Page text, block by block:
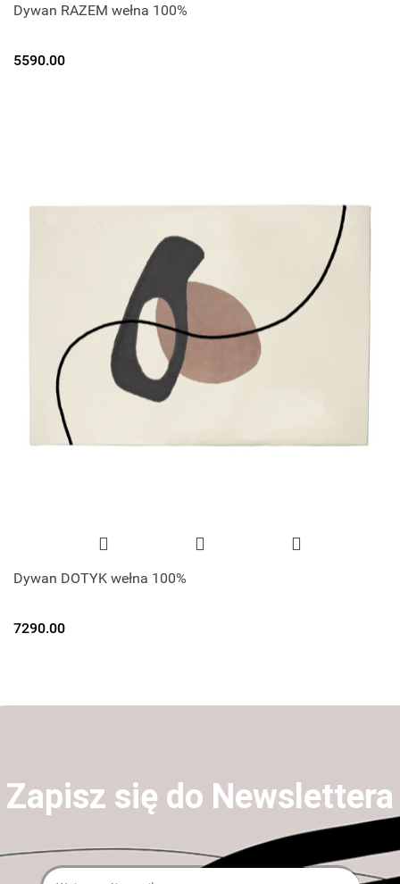
Dywan RAZEM wełna 100%
5590.00
Dywan DOTYK wełna 100%
7290.00
Zapisz się do Newslettera